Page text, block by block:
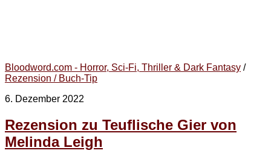
Bloodword.com - Horror, Sci-Fi, Thriller & Dark Fantasy /
Rezension / Buch-Tip
6. Dezember 2022
Rezension zu Teuflische Gier von
Melinda Leigh